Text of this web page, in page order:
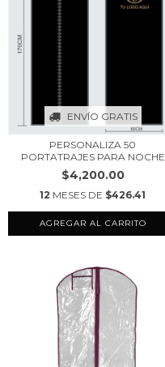
ENVÍO GRATIS
PERSONALIZA 50
PORTATRAJES PARA NOCHE
$4,200.00
12 MESES DE $426.41
AGREGAR AL CARRITO